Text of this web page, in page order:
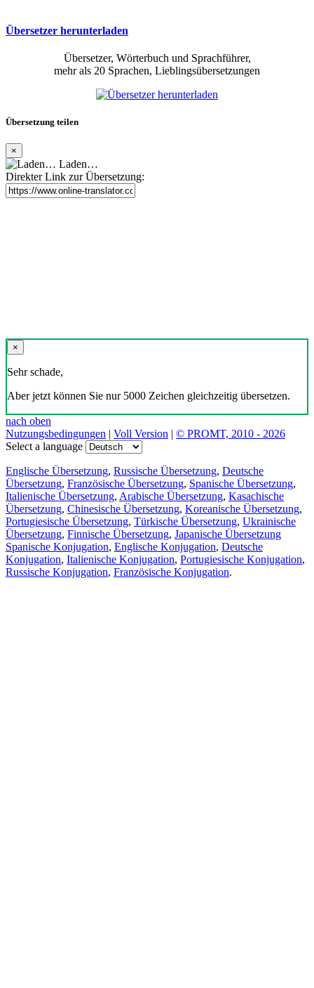
Übersetzer herunterladen
Übersetzer, Wörterbuch und Sprachführer,
mehr als 20 Sprachen, Lieblingsübersetzungen
Übersetzung teilen
×
Laden…
Direkter Link zur Übersetzung:
×
Sehr schade,
Aber jetzt können Sie nur 5000 Zeichen gleichzeitig übersetzen.
nach oben
Nutzungsbedingungen | Voll Version | © PROMT, 2010 - 2026
Select a language
Englische Übersetzung, Russische Übersetzung, Deutsche
Übersetzung, Französische Übersetzung, Spanische Übersetzung,
Italienische Übersetzung, Arabische Übersetzung, Kasachische
Übersetzung, Chinesische Übersetzung, Koreanische Übersetzung,
Portugiesische Übersetzung, Türkische Übersetzung, Ukrainische
Übersetzung, Finnische Übersetzung, Japanische Übersetzung
Spanische Konjugation, Englische Konjugation, Deutsche
Konjugation, Italienische Konjugation, Portugiesische Konjugation,
Russische Konjugation, Französische Konjugation.